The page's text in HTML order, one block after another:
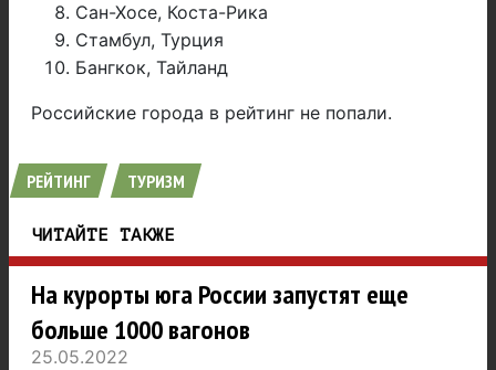
Сан-Хосе, Коста-Рика
Стамбул, Турция
Бангкок, Тайланд
Российские города в рейтинг не попали.
РЕЙТИНГ ТУРИЗМ
ЧИТАЙТЕ ТАКЖЕ
На курорты юга России запустят еще
больше 1000 вагонов
25.05.2022